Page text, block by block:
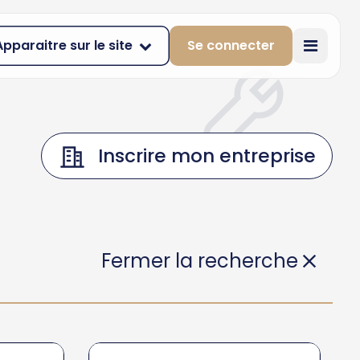
sur le site Se connecter
Inscrire mon entreprise
Fermer la recherche